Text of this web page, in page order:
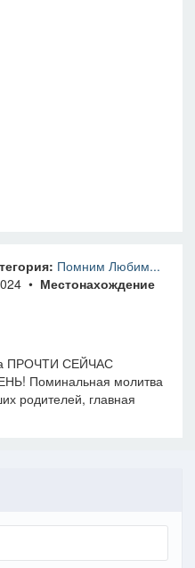
Помним Любим...
• Местонахождение
ПРОЧТИ СЕЙЧАС
Поминальная молитва
родителей, главная